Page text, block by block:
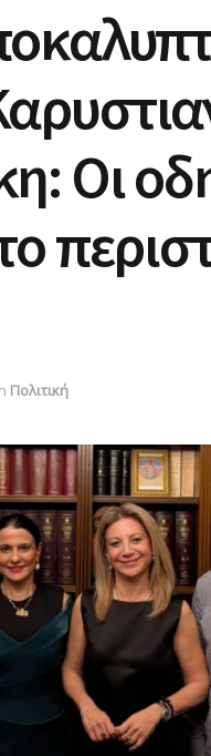
Οι
Πολιτική